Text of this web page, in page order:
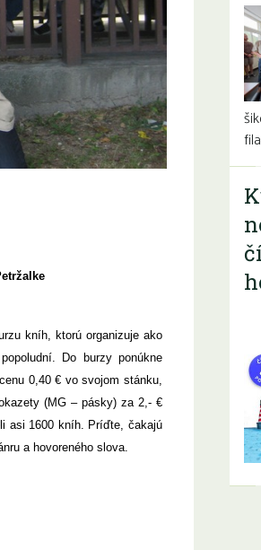
kníh, ktorú organizuje ako
Do burzy ponúkne
0,40 € vo svojom stánku,
(MG – pásky) za 2,- €
asi 1600 kníh. Príďte, čakajú
a hovoreného slova.